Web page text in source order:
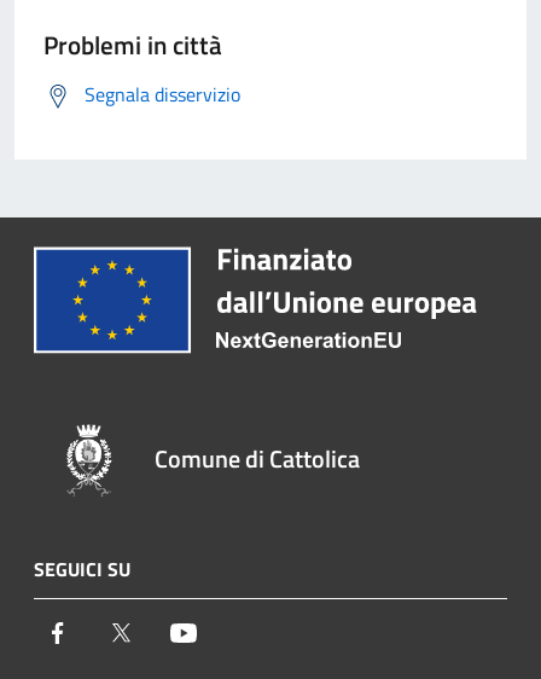
Problemi in città
Segnala disservizio
Comune di Cattolica
SEGUICI SU
Facebook Twitter